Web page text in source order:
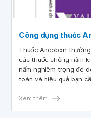
Công dụng thuốc
Thuốc Ancobon
các thuốc chống nấm
nấm nghiêm trọng đe
toàn và hiệu quả bạn
Xem thêm